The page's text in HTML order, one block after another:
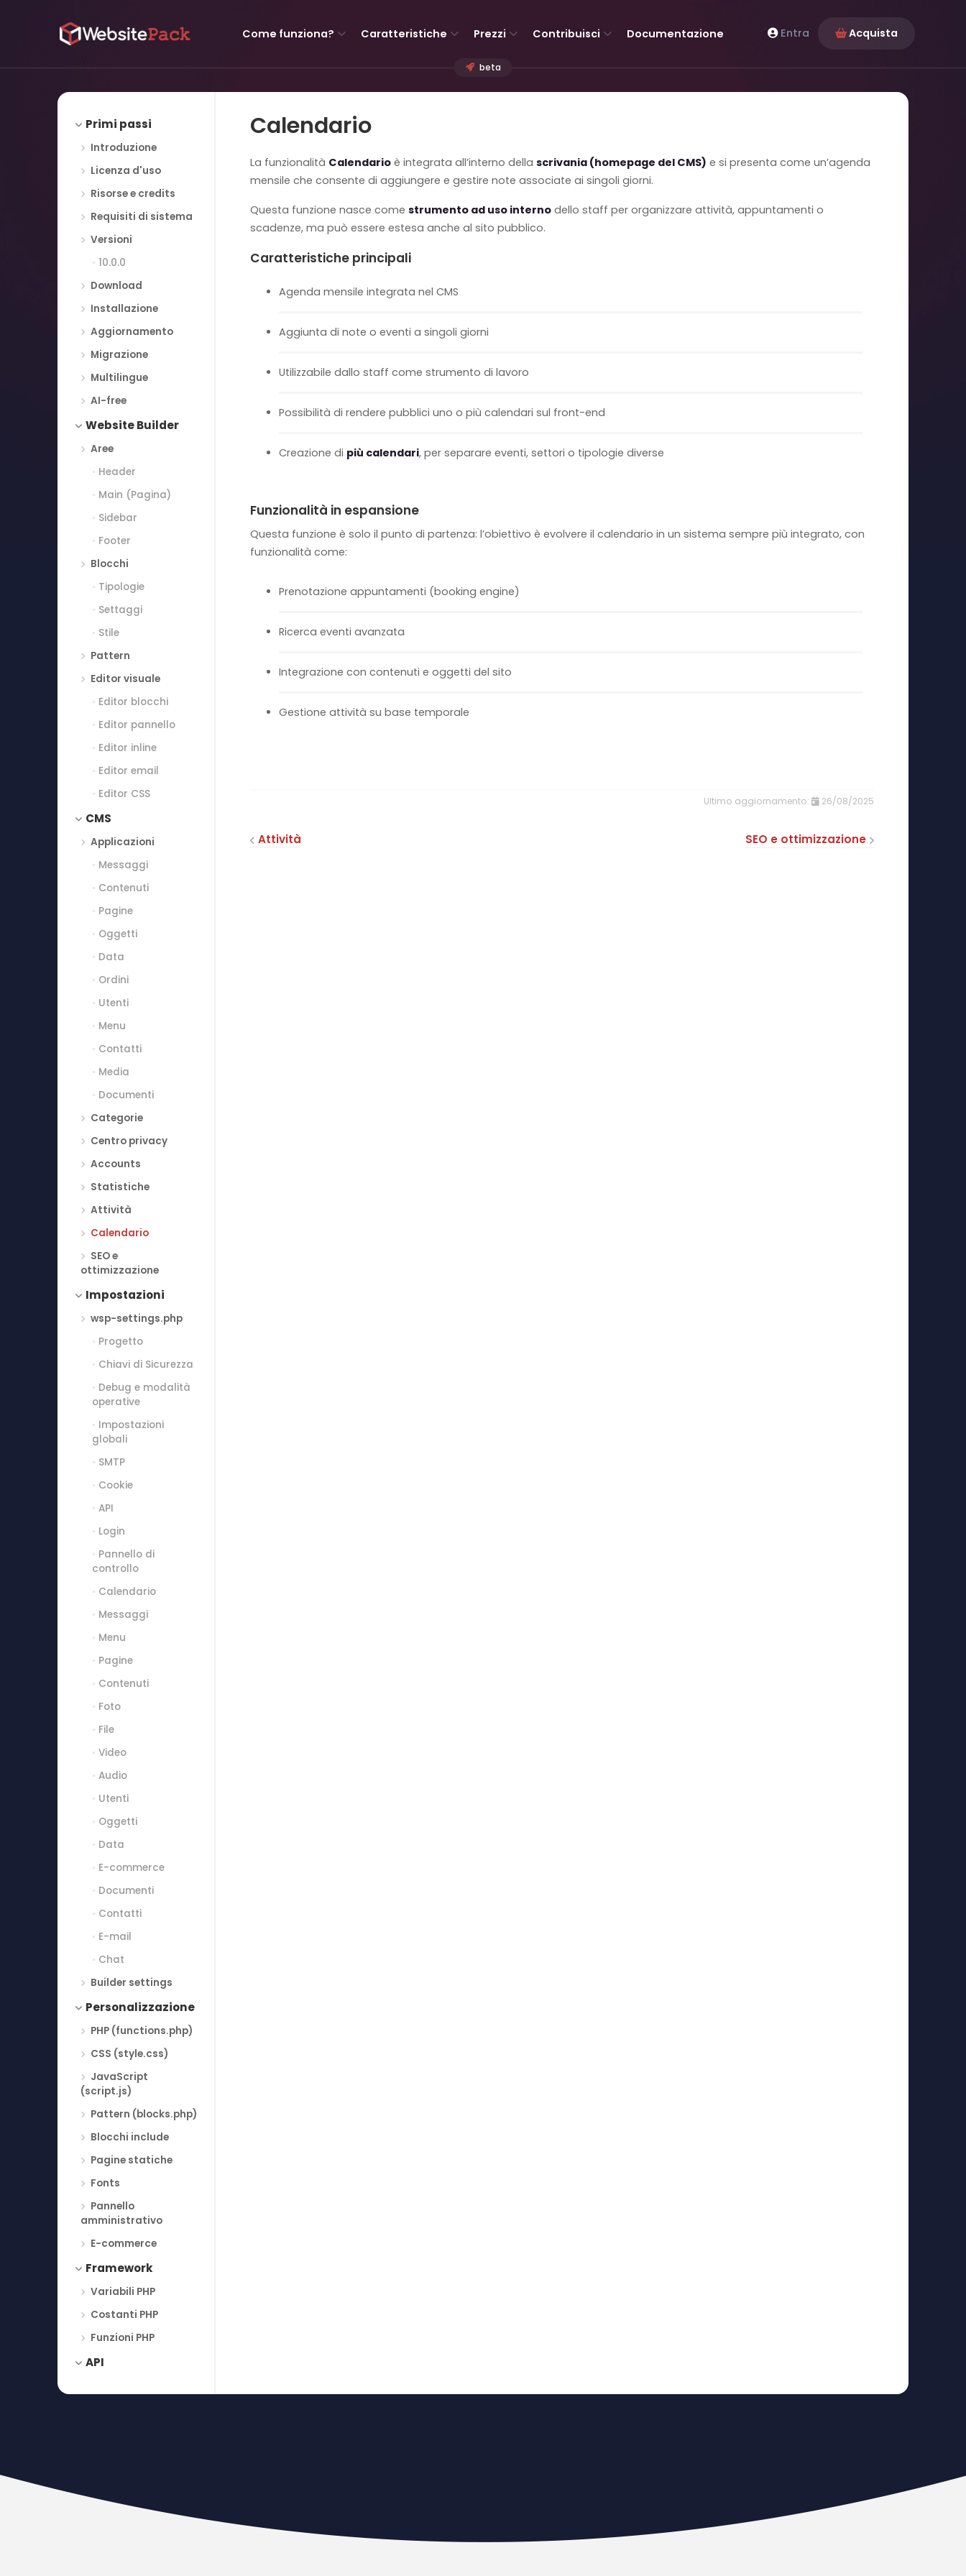
Come funziona? Caratteristiche Prezzi Contribuisci Documentazione Entra Acquista
beta
Primi passi
Introduzione
Licenza d'uso
Risorse e credits
Requisiti di sistema
Versioni
10.0.0
Download
Installazione
Aggiornamento
Migrazione
Multilingue
AI-free
Website Builder
Aree
Header
Main (Pagina)
Sidebar
Footer
Blocchi
Tipologie
Settaggi
Stile
Pattern
Editor visuale
Editor blocchi
Editor pannello
Editor inline
Editor email
Editor CSS
CMS
Applicazioni
Messaggi
Contenuti
Pagine
Oggetti
Data
Ordini
Utenti
Menu
Contatti
Media
Documenti
Categorie
Centro privacy
Accounts
Statistiche
Attività
Calendario
SEO e
ottimizzazione
Impostazioni
wsp-settings.php
Progetto
Chiavi di Sicurezza
Debug e modalità
operative
Impostazioni
globali
SMTP
Cookie
API
Login
Pannello di
controllo
Calendario
Messaggi
Menu
Pagine
Contenuti
Foto
File
Video
Audio
Utenti
Oggetti
Data
E-commerce
Documenti
Contatti
E-mail
Chat
Builder settings
Personalizzazione
PHP (functions.php)
CSS (style.css)
JavaScript
(script.js)
Pattern (blocks.php)
Blocchi include
Pagine statiche
Fonts
Pannello
amministrativo
E-commerce
Framework
Variabili PHP
Costanti PHP
Funzioni PHP
API
Calendario
La funzionalità Calendario è integrata all’interno della scrivania (homepage del CMS) e si presenta come un’agenda
mensile che consente di aggiungere e gestire note associate ai singoli giorni.
Questa funzione nasce come strumento ad uso interno dello staff per organizzare attività, appuntamenti o
scadenze, ma può essere estesa anche al sito pubblico.
Caratteristiche principali
Agenda mensile integrata nel CMS
Aggiunta di note o eventi a singoli giorni
Utilizzabile dallo staff come strumento di lavoro
Possibilità di rendere pubblici uno o più calendari sul front-end
Creazione di più calendari, per separare eventi, settori o tipologie diverse
Funzionalità in espansione
Questa funzione è solo il punto di partenza: l’obiettivo è evolvere il calendario in un sistema sempre più integrato, con
funzionalità come:
Prenotazione appuntamenti (booking engine)
Ricerca eventi avanzata
Integrazione con contenuti e oggetti del sito
Gestione attività su base temporale
26/08/2025
Attività SEO e ottimizzazione